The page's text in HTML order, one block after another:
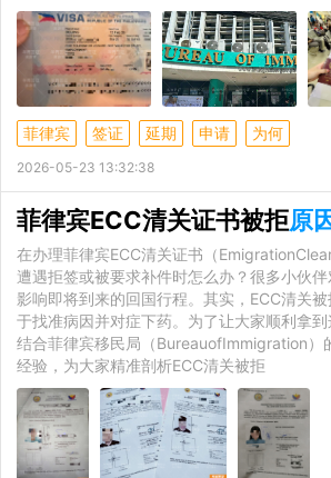
菲律宾 签证 延期 申请 为何
2026-05-23 13:32:38
菲律宾ECC清关证书被拒原
在办理菲律宾ECC清关证书（
遭遇拒签或被要求补件时怎么办？很多小伙
影响即将到来的回国行程。其实，ECC清关
于找准病因并对症下药。为了让大家顺利拿
结合菲律宾移民局（BureauofImmigration）
经验，为大家精准剖析ECC清关被拒